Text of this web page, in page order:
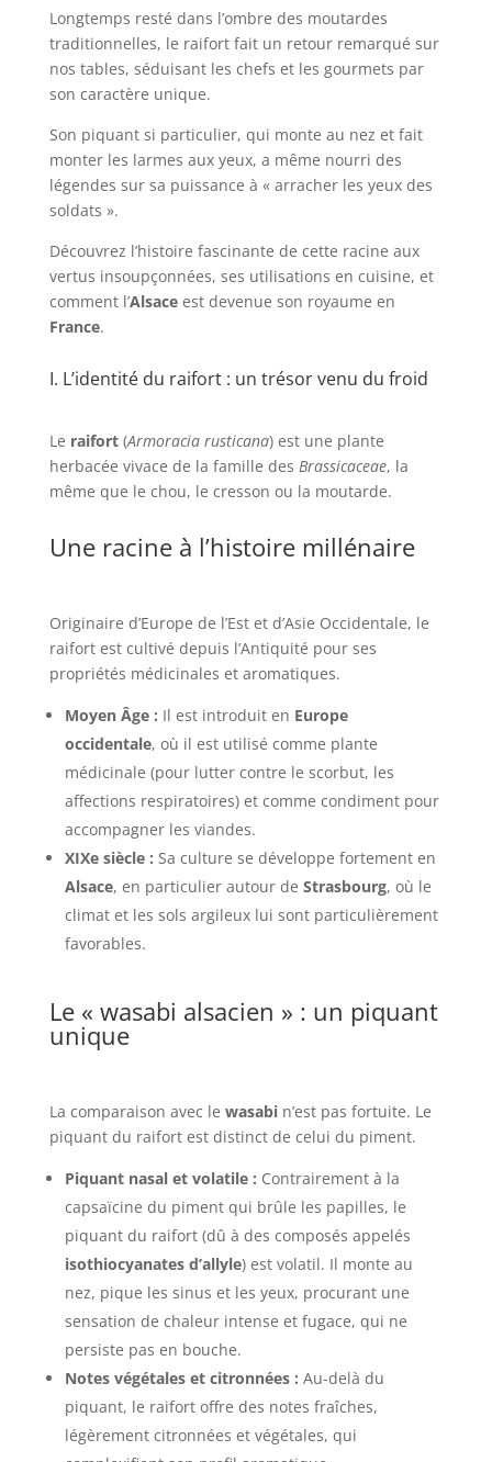
Longtemps resté dans l’ombre des moutardes
traditionnelles, le raifort fait un retour remarqué sur
nos tables, séduisant les chefs et les gourmets par
son caractère unique.
Son piquant si particulier, qui monte au nez et fait
monter les larmes aux yeux, a même nourri des
légendes sur sa puissance à « arracher les yeux des
soldats ».
Découvrez l’histoire fascinante de cette racine aux
vertus insoupçonnées, ses utilisations en cuisine, et
comment l’Alsaceest devenue son royaume en
France.
I. L’identité du raifort : un trésor venu du froid
Le raifort(Armoracia rusticana) est une plante
herbacée vivace de la famille des Brassicaceae, la
même que le chou, le cresson ou la moutarde.
Une racine à l’histoire millénaire
Originaire d’Europe de l’Est et d’Asie Occidentale, le
raifort est cultivé depuis l’Antiquité pour ses
propriétés médicinales et aromatiques.
Moyen Âge : Il est introduit en Europe
occidentale, où il est utilisé comme plante
médicinale (pour lutter contre le scorbut, les
affections respiratoires) et comme condiment pour
accompagner les viandes.
XIXe siècle : Sa culture se développe fortement en
Alsace, en particulier autour de Strasbourg, où le
climat et les sols argileux lui sont particulièrement
favorables.
Le « wasabi alsacien » : un piquant
unique
La comparaison avec le wasabin’est pas fortuite. Le
piquant du raifort est distinct de celui du piment.
Piquant nasal et volatile : Contrairement à la
capsaïcine du piment qui brûle les papilles, le
piquant du raifort (dû à des composés appelés
isothiocyanates d’allyle) est volatil. Il monte au
nez, pique les sinus et les yeux, procurant une
sensation de chaleur intense et fugace, qui ne
persiste pas en bouche.
Notes végétales et citronnées : Au-delà du
piquant, le raifort offre des notes fraîches,
légèrement citronnées et végétales, qui